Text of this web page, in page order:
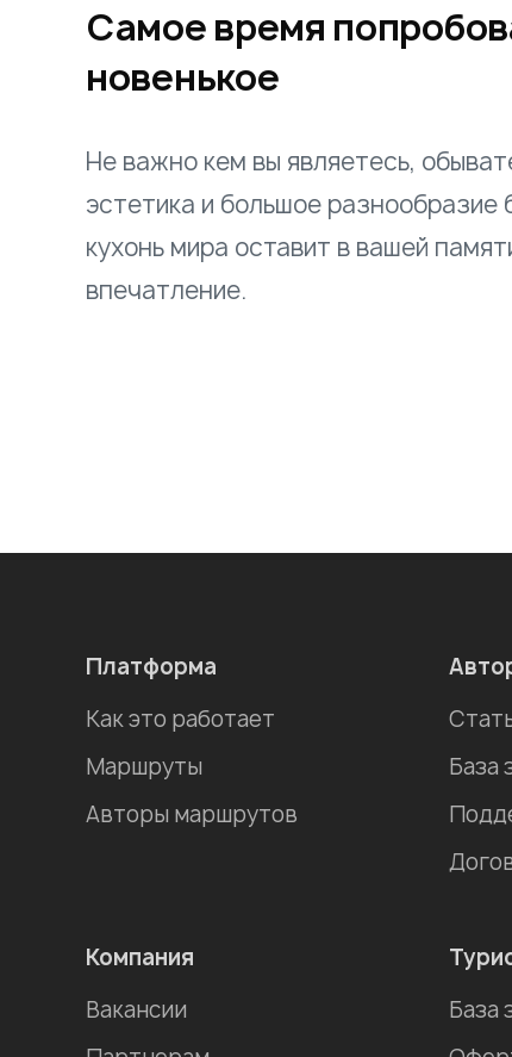
Самое время
новенькое
Не важно кем вы являетесь,
эстетика и большое
кухонь мира оставит в вашей
впечатление.
Платформа
Как это работает
Маршруты
Авторы маршрутов
База
Компания
Вакансии
База